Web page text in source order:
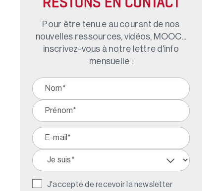
RESTONS EN CONTACT
Pour être tenu.e au courant de nos
nouvelles ressources, vidéos, MOOC...
inscrivez-vous à notre lettre d'info
mensuelle :
J'accepte de recevoir la newsletter